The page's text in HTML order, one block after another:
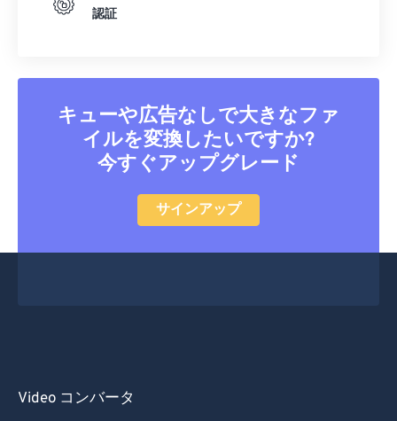
認証
キューや広告なしで大きなファ
イルを変換したいですか?
今すぐアップグレード
サインアップ
Video コンバータ